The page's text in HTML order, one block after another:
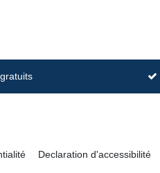
Declaration d'accessibilité